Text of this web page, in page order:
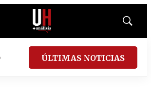
Mostrar
ÚLTIMAS NOTICIAS